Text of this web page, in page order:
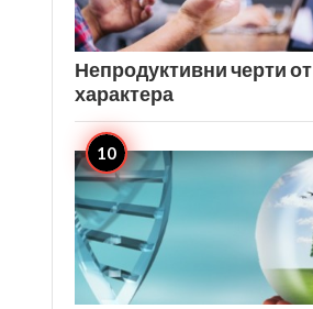
Непродуктивни черти от
характера